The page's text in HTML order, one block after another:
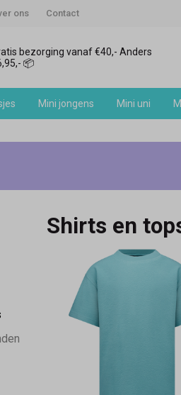
ons Contact
bezorging vanaf €40,- Anders
📦
Mini jongens Mini uni
Shirts en